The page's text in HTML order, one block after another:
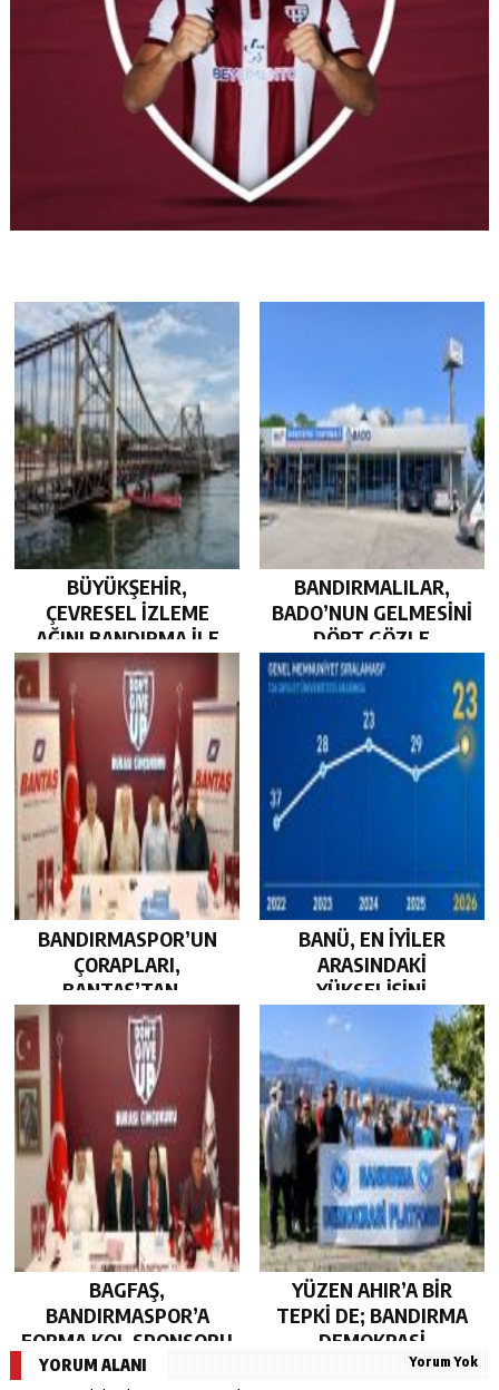
BÜYÜKŞEHİR,
ÇEVRESEL İZLEME
AĞINI BANDIRMA İLE
GÜÇLENDİRDİ…
BANDIRMALILAR,
BADO’NUN GELMESİNİ
DÖRT GÖZLE
BEKLİYOR…
BANDIRMASPOR’UN
ÇORAPLARI,
BANTAŞ’TAN…
BANÜ, EN İYİLER
ARASINDAKİ
YÜKSELİŞİNİ
SÜRDÜRDÜ…
BAGFAŞ,
BANDIRMASPOR’A
FORMA KOL SPONSORU
OLARAK KUCAK AÇTI…
YÜZEN AHIR’A BİR
TEPKİ DE; BANDIRMA
DEMOKRASİ
PLATFORMU’NDAN…
YORUM ALANI Yorum Yok